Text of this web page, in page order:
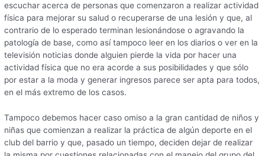
escuchar acerca de personas que comenzaron a realizar actividad
física para mejorar su salud o recuperarse de una lesión y que, al
contrario de lo esperado terminan lesionándose o agravando la
patología de base, como así tampoco leer en los diarios o ver en la
televisión noticias donde alguien pierde la vida por hacer una
actividad física que no era acorde a sus posibilidades y que sólo
por estar a la moda y generar ingresos parece ser apta para todos,
en el más extremo de los casos.
Tampoco debemos hacer caso omiso a la gran cantidad de niños y
niñas que comienzan a realizar la práctica de algún deporte en el
club del barrio y que, pasado un tiempo, deciden dejar de realizar